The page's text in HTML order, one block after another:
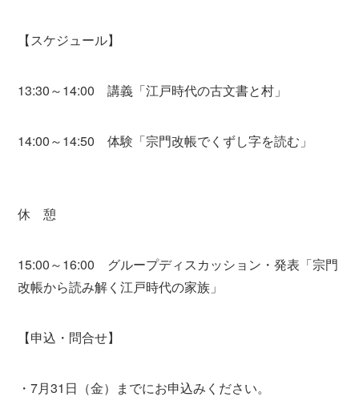
【スケジュール】
13:30～14:00 講義「江戸時代の古文書と村」
14:00～14:50 体験「宗門改帳でくずし字を読む」
休 憩
15:00～16:00 グループディスカッション・発表「宗門
改帳から読み解く江戸時代の家族」
【申込・問合せ】
・7月31日（金）までにお申込みください。